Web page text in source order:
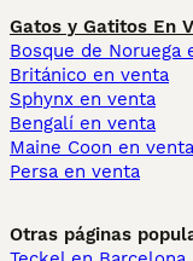
Gatos y Gatitos En
Bosque de Noruega
Británico en venta
Sphynx en venta
Bengalí en venta
Maine Coon en venta
Persa en venta
Otras páginas